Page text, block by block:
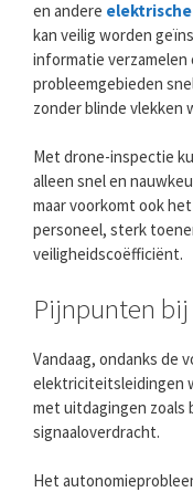
en andere
kan veilig worden
informatie verzamelen
probleemgebieden
zonder blinde vlekken
Met drone-inspectie
alleen snel en
maar voorkomt ook
personeel, sterk
veiligheidscoëfficiënt.
Pijnpunten
Vandaag, ondanks de
elektriciteitsleidingen
met uitdagingen zoals
signaaloverdracht.
Het